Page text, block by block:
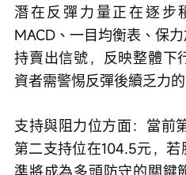
潛在反彈力量正在逐步
MACD、一目均衡表、保
持賣出信號，反映整體下
資者需警惕反彈後續乏力
支持與阻力位方面：當前
第二支持位在104.5元，
準將成為多頭防守的關鍵